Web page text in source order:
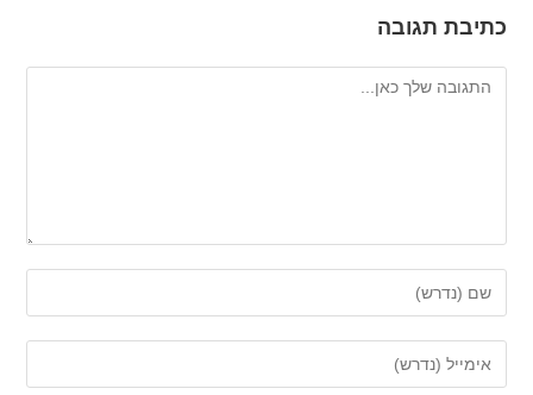
כתיבת תגובה
להגיב
את
השם
שלך
את